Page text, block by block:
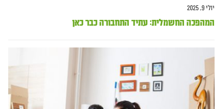
יולי 9, 2025
המהפכה החשמלית: עתיד התחבורה כבר כאן